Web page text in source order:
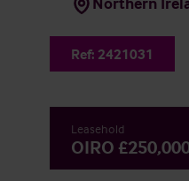
Ref: 2421031
Leasehold
OIRO